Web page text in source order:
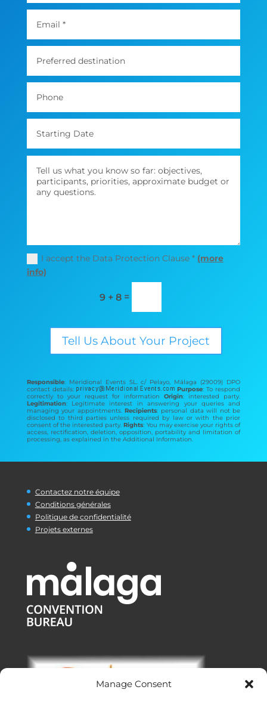
Manage Consent
I accept the Data Protection Clause * (more
info)
9 + 8 =
Tell Us About Your Project
Responsible: Meridional Events SL. c/ Pelayo, Málaga (29009) DPO
contact details:
Purpose: To respond
correctly to your request for informationOrigin: interested party.
Legitimation: Legitimate interest in answering your queries and
managing your appointments.Recipients: personal data will not be
disclosed to third parties unless required by law or with the prior
consent of the interested party.Rights: You may exercise your rights of
access, rectification, deletion, opposition, portability and limitation of
processing, as explained in the Additional Information.
Contactez notre équipe
Conditions générales
Politique de confidentialité
Projets externes